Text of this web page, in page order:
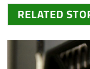
RELATED